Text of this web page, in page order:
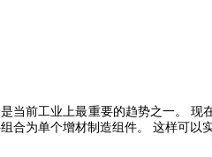
当前工业上最重要的趋势之一。
合为单个增材制造组件。 这样可以